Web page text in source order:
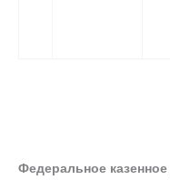
Федеральное